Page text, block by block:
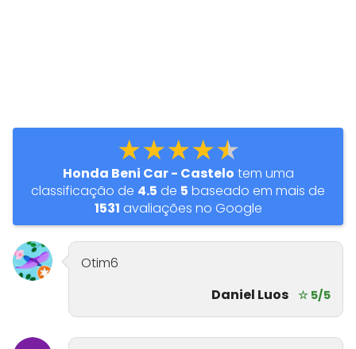
★★★★★
Honda Beni Car - Castelo tem uma
classificação de 4.5 de 5 baseado em mais de
1531 avaliações no Google
Otim6
Daniel Luos ☆ 5/5